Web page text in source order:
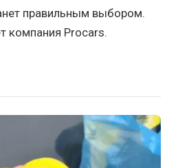
правильным выбором.
компания Procars.